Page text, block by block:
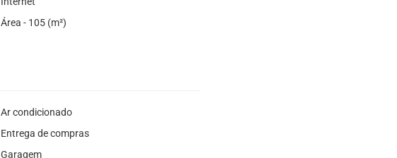
Área - 105 (m²)
Ar condicionado
Entrega de compras
Garagem